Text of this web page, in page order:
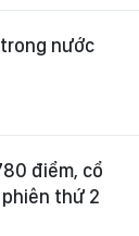
nước
điểm, cổ
thứ 2